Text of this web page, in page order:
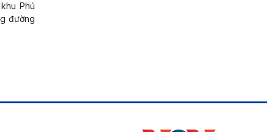
Phú
đường